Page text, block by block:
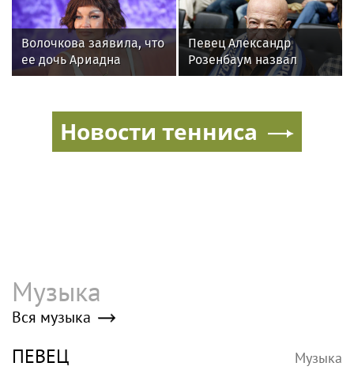
Диско в новостях
«Оберманекен» выпустил «Диско
Иллюминатов»
Poisk-music.ru